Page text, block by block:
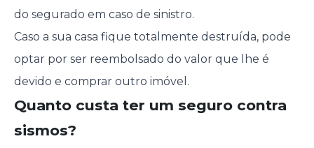
do segurado em caso de sinistro.
Caso a sua casa fique totalmente destruída, pode
optar por ser reembolsado do valor que lhe é
devido e comprar outro imóvel.
Quanto custa ter um seguro contra
sismos?